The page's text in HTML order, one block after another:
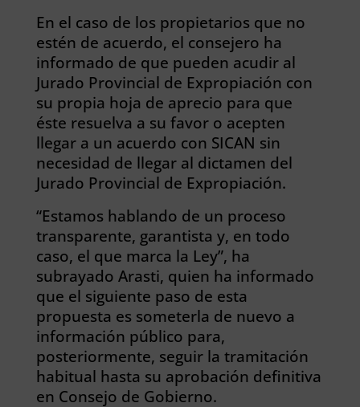
En el caso de los propietarios que no
estén de acuerdo, el consejero ha
informado de que pueden acudir al
Jurado Provincial de Expropiación con
su propia hoja de aprecio para que
éste resuelva a su favor o acepten
llegar a un acuerdo con SICAN sin
necesidad de llegar al dictamen del
Jurado Provincial de Expropiación.
“Estamos hablando de un proceso
transparente, garantista y, en todo
caso, el que marca la Ley”, ha
subrayado Arasti, quien ha informado
que el siguiente paso de esta
propuesta es someterla de nuevo a
información público para,
posteriormente, seguir la tramitación
habitual hasta su aprobación definitiva
en Consejo de Gobierno.